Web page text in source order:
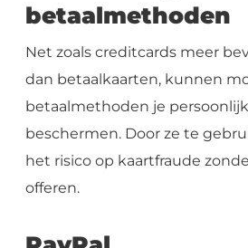
betaalmethoden
Net zoals creditcards meer
dan betaalkaarten, kunnen
betaalmethoden je
beschermen. Door ze te
het risico op kaartfraude
offeren.